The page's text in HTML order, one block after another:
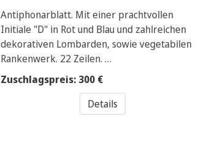
Antiphonarblatt. Mit einer prachtvollen
Initiale "D" in Rot und Blau und zahlreichen
dekorativen Lombarden, sowie vegetabilen
Rankenwerk. 22 Zeilen. …
Zuschlagspreis: 300 €
Details